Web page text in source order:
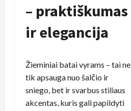
– praktiškumas
ir elegancija
Žieminiai batai vyrams – tai ne
tik apsauga nuo šalčio ir
sniego, bet ir svarbus stiliaus
akcentas, kuris gali papildyti